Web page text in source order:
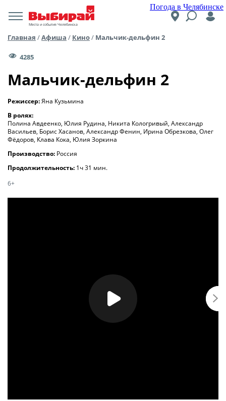
Погода в Челябинске
Места и события Челябинска
Главная /Афиша / Кино/ Мальчик-дельфин 2
4285
Мальчик-дельфин 2
Режиссер:Яна Кузьмина
В ролях:
Полина Авдеенко, Юлия Рудина, Никита Кологривый, Александр
Васильев, Борис Хасанов, Александр Фенин, Ирина Обрезкова, Олег
Фёдоров, Клава Кока, Юлия Зоркина
Производство: Россия
Продолжительность: 1ч 31 мин.
6+